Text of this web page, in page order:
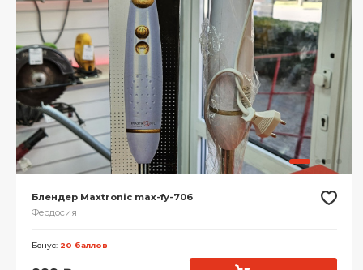
Блендер Maxtronic max-fy-706
Феодосия
Бонус: 20 баллов